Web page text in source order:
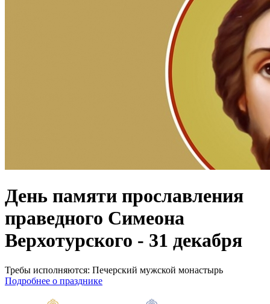
День памяти прославления
праведного Симеона
Верхотурского - 31 декабря
Требы исполняются: Печерский мужской монастырь
Подробнее о празднике